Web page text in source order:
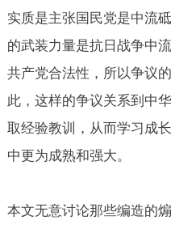
实质是主张国民党是中流
的武装力量是抗日战争中
共产党合法性，所以争议
此，这样的争议关系到中
取经验教训，从而学习成
中更为成熟和强大。
本文无意讨论那些编造的